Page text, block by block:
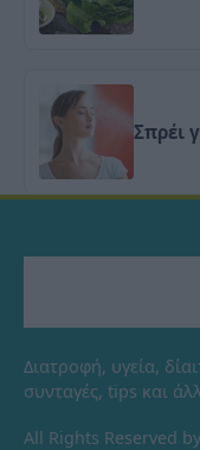
Σπρέι
Διατροφή, υγεία,
συνταγές, tips και
All Rights Reserved